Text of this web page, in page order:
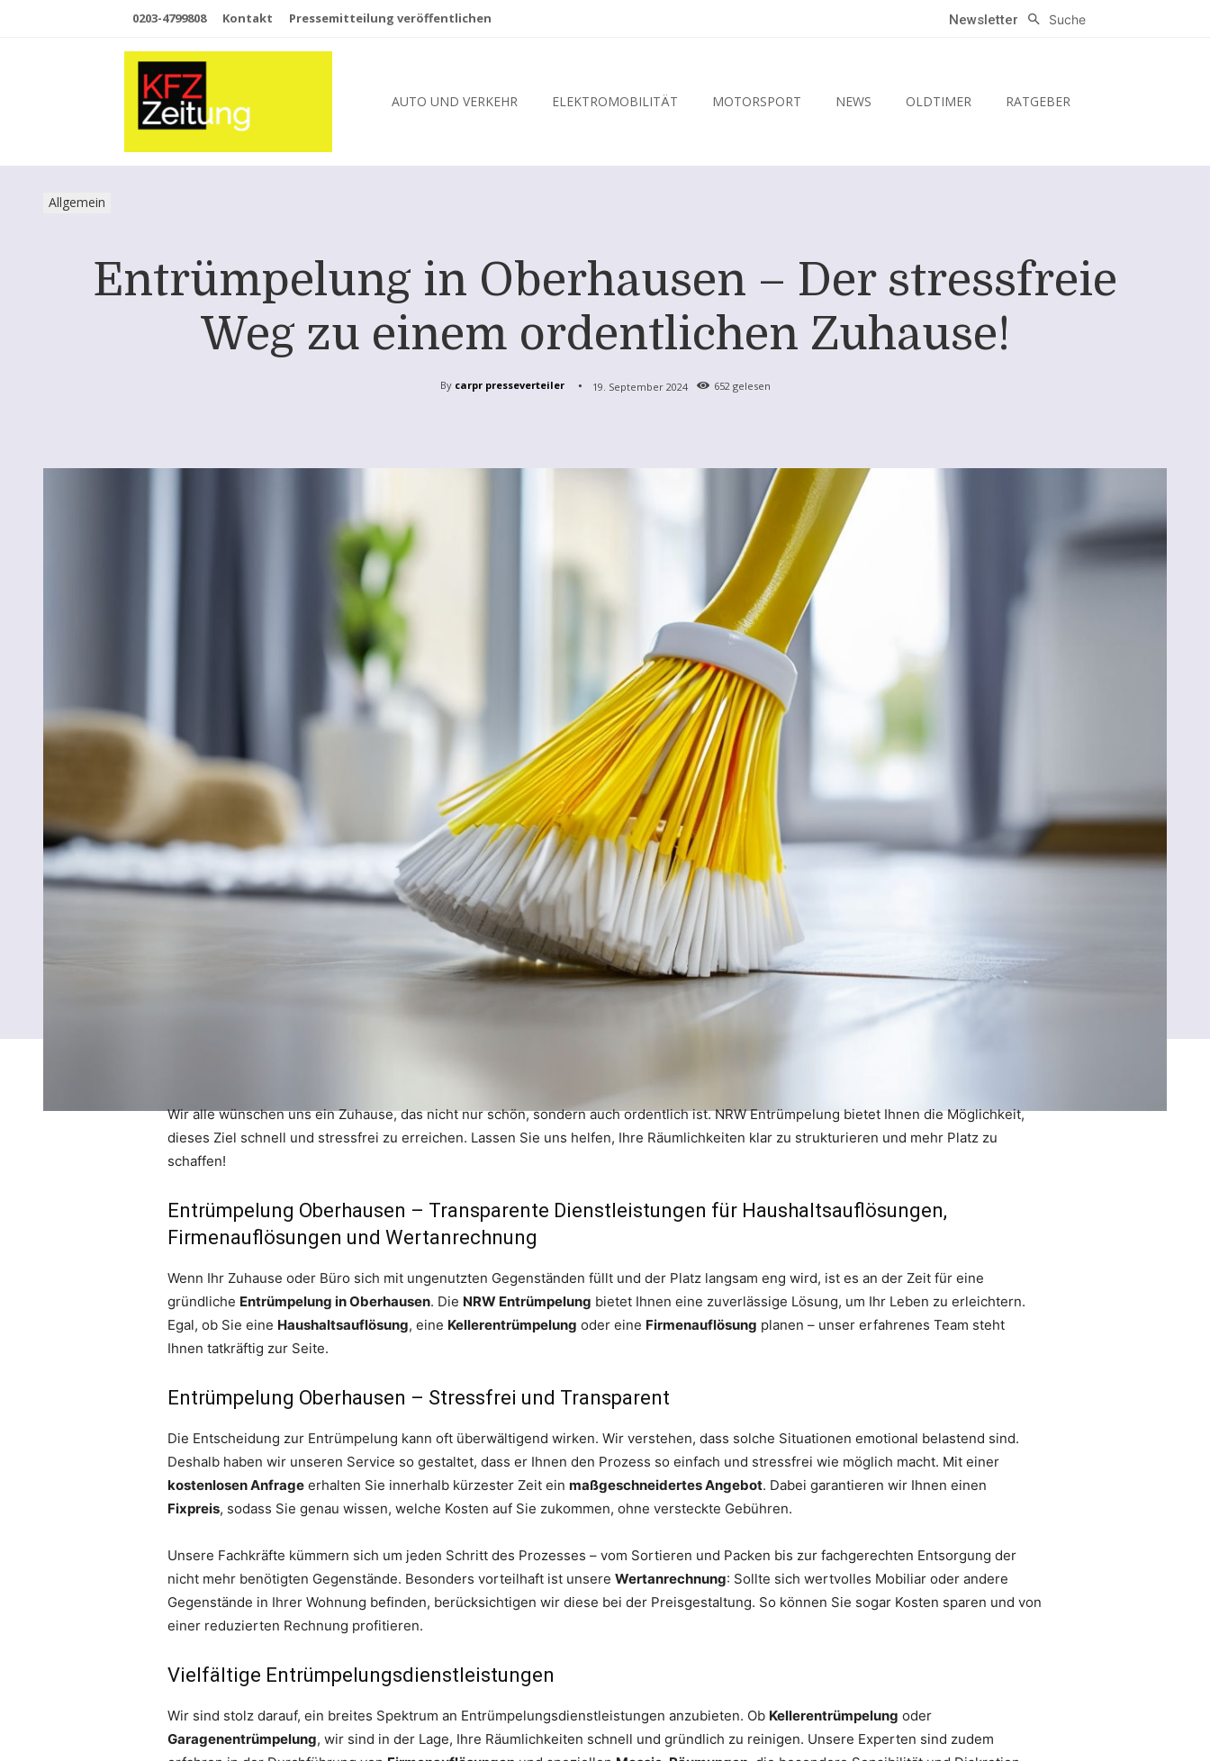
0203-4799808 Kontakt Pressemitteilung veröffentlichen Newsletter Suche
AUTO UND VERKEHR ELEKTROMOBILITÄT MOTORSPORT NEWS OLDTIMER RATGEBER
Allgemein
Entrümpelung in Oberhausen – Der stressfreie
Weg zu einem ordentlichen Zuhause!
By carpr presseverteiler 19. September 2024 652gelesen
Wir alle wünschen uns ein Zuhause, das nicht nur schön, sondern auch ordentlich ist. NRW Entrümpelung bietet Ihnen die Möglichkeit,
dieses Ziel schnell und stressfrei zu erreichen. Lassen Sie uns helfen, Ihre Räumlichkeiten klar zu strukturieren und mehr Platz zu
schaffen!
Entrümpelung Oberhausen – Transparente Dienstleistungen für Haushaltsauflösungen,
Firmenauflösungen und Wertanrechnung
Wenn Ihr Zuhause oder Büro sich mit ungenutzten Gegenständen füllt und der Platz langsam eng wird, ist es an der Zeit für eine
gründliche Entrümpelung in Oberhausen. Die NRW Entrümpelung bietet Ihnen eine zuverlässige Lösung, um Ihr Leben zu erleichtern.
Egal, ob Sie eine Haushaltsauflösung, eine Kellerentrümpelung oder eine Firmenauflösung planen – unser erfahrenes Team steht
Ihnen tatkräftig zur Seite.
Entrümpelung Oberhausen – Stressfrei und Transparent
Die Entscheidung zur Entrümpelung kann oft überwältigend wirken. Wir verstehen, dass solche Situationen emotional belastend sind.
Deshalb haben wir unseren Service so gestaltet, dass er Ihnen den Prozess so einfach und stressfrei wie möglich macht. Mit einer
kostenlosen Anfrage erhalten Sie innerhalb kürzester Zeit ein maßgeschneidertes Angebot. Dabei garantieren wir Ihnen einen
Fixpreis, sodass Sie genau wissen, welche Kosten auf Sie zukommen, ohne versteckte Gebühren.
Unsere Fachkräfte kümmern sich um jeden Schritt des Prozesses – vom Sortieren und Packen bis zur fachgerechten Entsorgung der
nicht mehr benötigten Gegenstände. Besonders vorteilhaft ist unsere Wertanrechnung: Sollte sich wertvolles Mobiliar oder andere
Gegenstände in Ihrer Wohnung befinden, berücksichtigen wir diese bei der Preisgestaltung. So können Sie sogar Kosten sparen und von
einer reduzierten Rechnung profitieren.
Vielfältige Entrümpelungsdienstleistungen
Wir sind stolz darauf, ein breites Spektrum an Entrümpelungsdienstleistungen anzubieten. Ob Kellerentrümpelung oder
Garagenentrümpelung, wir sind in der Lage, Ihre Räumlichkeiten schnell und gründlich zu reinigen. Unsere Experten sind zudem